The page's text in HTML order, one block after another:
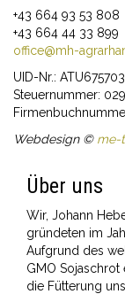
+43 664 93 53 808
+43 664 44 33 899
office@mh-
UID-Nr.:
Steuernummer:
Webdesign © me-
Über uns
Wir, Johann
gründeten im
Aufgrund des
GMO
die Fütterung